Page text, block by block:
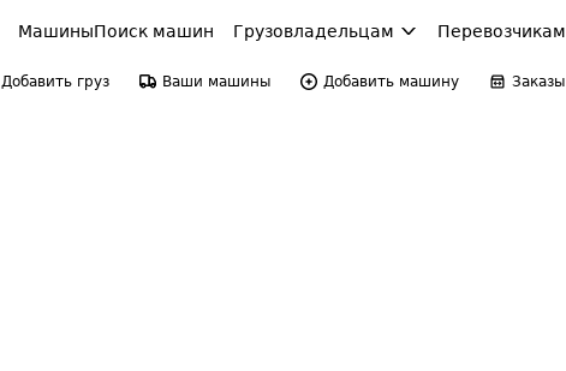
МашиныПоиск машин Грузовладельцам Перевозчикам
Добавить груз Ваши машины Добавить машину Заказы